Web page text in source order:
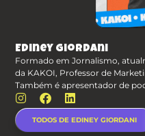
Ediney Giordani
Formado em Jornalismo,
da KAKOI, Professor de
Também é apresentador de
TODOS DE EDINEY GIORDANI